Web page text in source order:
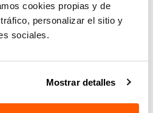
cookies propias y de
personalizar el sitio y
sociales.
Mostrar detalles
de monitorización de
equipo de análisis dieléctrico